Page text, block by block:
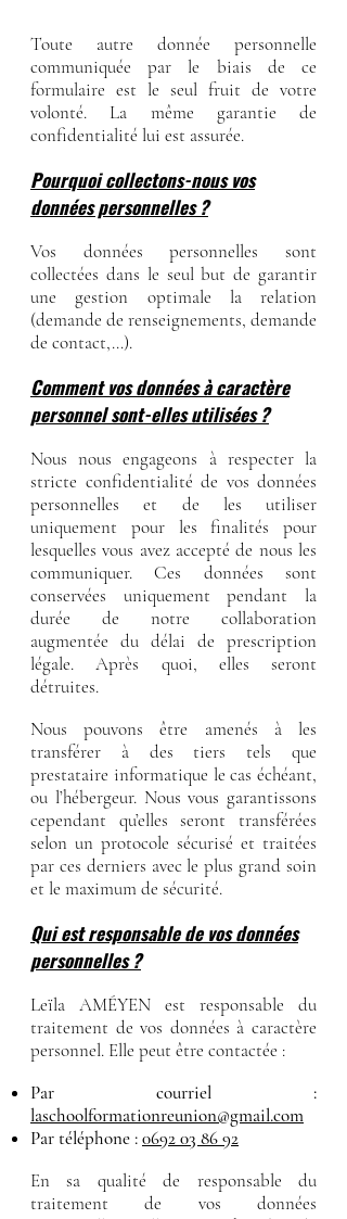
Toute autre donnée personnelle
communiquée par le biais de ce
formulaire est le seul fruit de votre
volonté. La même garantie de
confidentialité lui est assurée.
Pourquoi collectons-nous vos
données personnelles ?
Vos données personnelles sont
collectées dans le seul but de garantir
une gestion optimale la relation
(demande de renseignements, demande
de contact,…).
Comment vos données à caractère
personnel sont-elles utilisées ?
Nous nous engageons à respecter la
stricte confidentialité de vos données
personnelles et de les utiliser
uniquement pour les finalités pour
lesquelles vous avez accepté de nous les
communiquer. Ces données sont
conservées uniquement pendant la
durée de notre collaboration
augmentée du délai de prescription
légale. Après quoi, elles seront
détruites.
Nous pouvons être amenés à les
transférer à des tiers tels que
prestataire informatique le cas échéant,
ou l’hébergeur. Nous vous garantissons
cependant qu’elles seront transférées
selon un protocole sécurisé et traitées
par ces derniers avec le plus grand soin
et le maximum de sécurité.
Qui est responsable de vos données
personnelles ?
Leïla AMÉYEN est responsable du
traitement de vos données à caractère
personnel. Elle peut être contactée :
Par courriel :
laschoolformationreunion@gmail.com
Par téléphone :0692 03 86 92
En sa qualité de responsable du
traitement de vos données